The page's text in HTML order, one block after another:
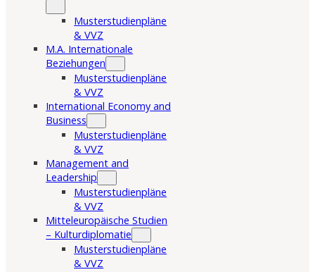
Musterstudienpläne
& VVZ
M.A. Internationale
Beziehungen
Musterstudienpläne
& VVZ
International Economy and
Business
Musterstudienpläne
& VVZ
Management and
Leadership
Musterstudienpläne
& VVZ
Mitteleuropäische Studien
– Kulturdiplomatie
Musterstudienpläne
& VVZ